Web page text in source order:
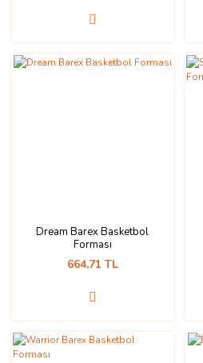
Dream Barex Basketbol
Forması
664,71 TL